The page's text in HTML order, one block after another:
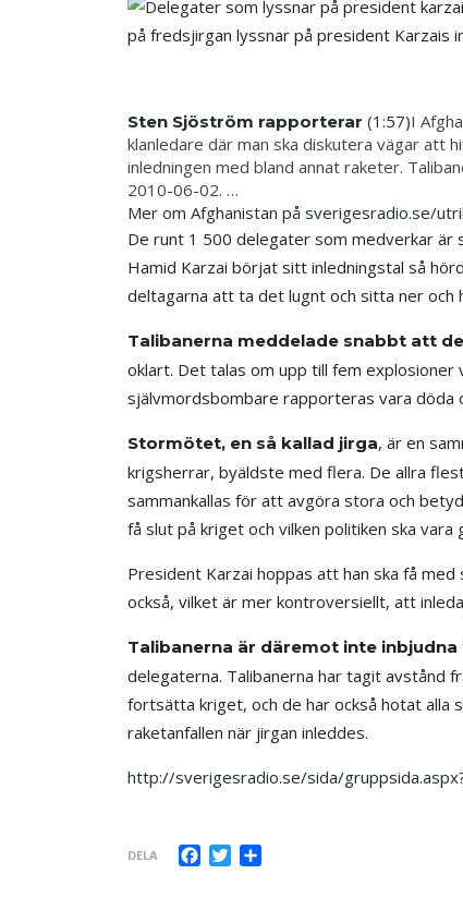
på fredsjirgan lyssnar på president Karzais
Sten Sjöström rapporterar (1:57)I
klanledare där man ska diskutera vägar att
inledningen med bland annat raketer.
2010-06-02. …
Mer om Afghanistan på sverigesradio.se/
De runt 1 500 delegater som medverkar
Hamid Karzai börjat sitt inledningstal så
deltagarna att ta det lugnt och sitta ner
Talibanerna meddelade snabbt att
oklart. Det talas om upp till fem
självmordsbombare rapporteras vara döda
Stormötet, en så kallad jirga, är en
krigsherrar, byäldste med flera. De allra
sammankallas för att avgöra stora och
få slut på kriget och vilken politiken ska
President Karzai hoppas att han ska få
också, vilket är mer kontroversiellt, att
Talibanerna är däremot inte inbjudna
delegaterna. Talibanerna har tagit avstånd
fortsätta kriget, och de har också hotat alla
raketanfallen när jirgan inleddes.
http://sverigesradio.se/sida/
DELA Facebook
Twitter